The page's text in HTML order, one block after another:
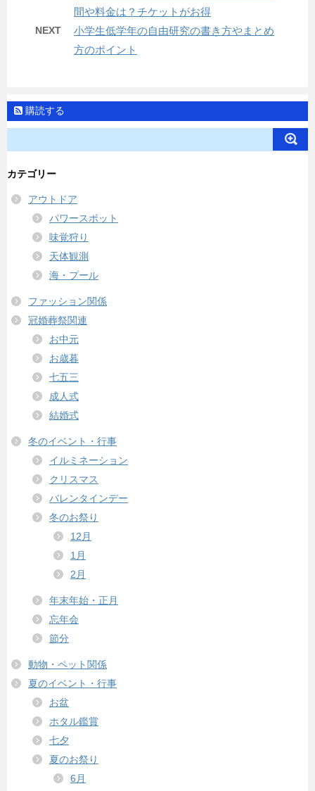
間や料金は？チケットがお得
NEXT
小学生低学年の自由研究の書き方やまとめ
方のポイント
購読する
カテゴリー
アウトドア
パワースポット
味覚狩り
天体観測
海・プール
ファッション関係
冠婚葬祭関連
お中元
お歳暮
七五三
成人式
結婚式
冬のイベント・行事
イルミネーション
クリスマス
バレンタインデー
冬のお祭り
12月
1月
2月
年末年始・正月
忘年会
節分
動物・ペット関係
夏のイベント・行事
お盆
ホタル鑑賞
七夕
夏のお祭り
6月